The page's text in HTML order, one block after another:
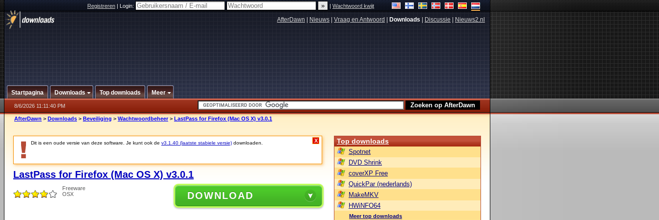
Registreren|Login: |Wachtwoord kwijt
AfterDawn Nieuws Vraag en Antwoord Downloads Discussie Nieuws2.nl
Startpagina Downloads Top downloads Meer
8/6/2026 11:11:40 PM
AfterDawn > Downloads > Beveiliging > Wachtwoordbeheer > LastPass for Firefox (Mac OS X) v3.0.1
Dit is een oude versie van deze software. Je kunt ook de v3.1.40 (laatste stabiele versie) downloaden. X
LastPass for Firefox (Mac OS X) v3.0.1
Freeware
OSX
DOWNLOAD
Top downloads
Spotnet
DVD Shrink
coverXP Free
QuickPar (nederlands)
MakeMKV
HWiNFO64
Meer top downloads